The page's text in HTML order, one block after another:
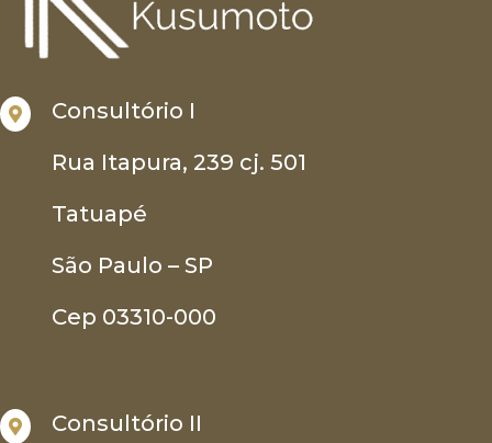

Consultório I
Rua Itapura, 239 cj. 501
Tatuapé
São Paulo – SP
Cep 03310-000

Consultório II